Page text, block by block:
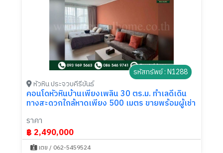
รหัสทรัพย์ : N1288
หัวหิน ประจวบคีรีขันธ์
คอนโดหัวหินบ้านเพียงเพลิน 30 ตร.ม. ทำเลดีเดิน
ทางสะดวกใกล้หาดเพียง 500 เมตร ขายพร้อมผู้เช่า
ราคา
฿ 2,490,000
เตย / 062-5459524